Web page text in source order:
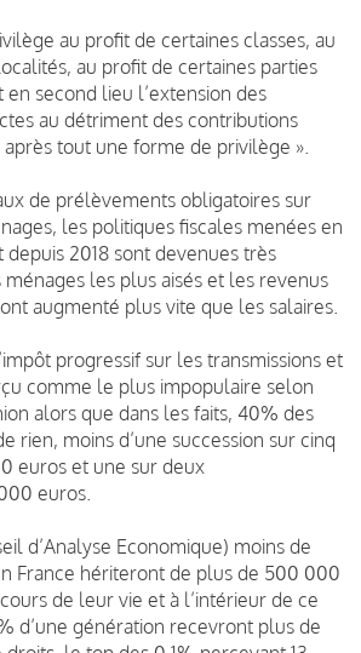
au profit de certaines classes, au
au profit de certaines parties
en second lieu l’extension des
au détriment des contributions
tout une forme de privilège ».
de prélèvements obligatoires sur
les politiques fiscales menées en
2018 sont devenues très
les plus aisés et les revenus
augmenté plus vite que les salaires.
progressif sur les transmissions et
comme le plus impopulaire selon
alors que dans les faits, 40% des
rien, moins d’une succession sur cinq
euros et une sur deux
euros.
d’Analyse Economique) moins de
France hériteront de plus de 500 000
de leur vie et à l’intérieur de ce
d’une génération recevront plus de